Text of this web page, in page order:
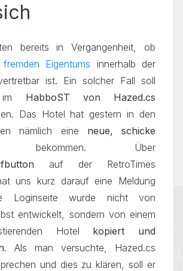
bereits in Vergangenheit, ob
Eigentums innerhalb der
ist. Ein solcher Fall soll
im HabboST von Hazed.cs
Das Hotel hat gestern in den
nämlich eine neue, schicke
Über
auf der RetroTimes
uns kurz darauf eine Meldung
Loginseite wurde nicht von
entwickelt, sondern von einem
Hotel kopiert und
. Als man versuchte, Hazed.cs
und dies zu klären, soll er